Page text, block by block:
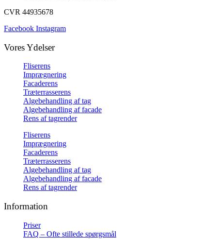
CVR 44935678
Facebook Instagram
Vores Ydelser
Fliserens
Imprægnering
Facaderens
Træterrasserens
Algebehandling af tag
Algebehandling af facade
Rens af tagrender
Fliserens
Imprægnering
Facaderens
Træterrasserens
Algebehandling af tag
Algebehandling af facade
Rens af tagrender
Information
Priser
FAQ – Ofte stillede spørgsmål